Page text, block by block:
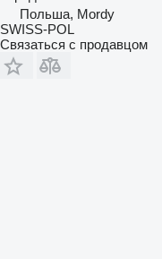
Польша, Mordy
SWISS-POL
Связаться с продавцом